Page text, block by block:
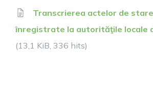
Transcrierea actelor de
înregistrate la autorităţile locale
(13,1 KiB, 336 hits)